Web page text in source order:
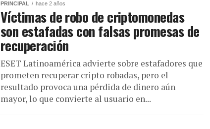
PRINCIPAL hace 2 años
Víctimas de robo de criptomonedas
son estafadas con falsas promesas de
recuperación
ESET Latinoamérica advierte sobre estafadores que
prometen recuperar cripto robadas, pero el
resultado provoca una pérdida de dinero aún
mayor, lo que convierte al usuario en...